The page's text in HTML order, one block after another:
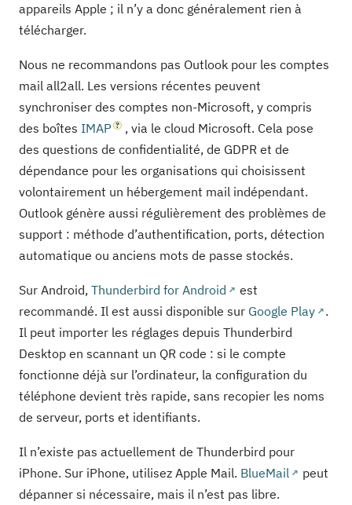
appareils Apple ; il n’y a donc généralement rien à
télécharger.
Nous ne recommandons pas Outlook pour les comptes
mail all2all. Les versions récentes peuvent
synchroniser des comptes non-Microsoft, y compris
des boîtes IMAP
, via le cloud Microsoft. Cela pose
des questions de confidentialité, de GDPR et de
dépendance pour les organisations qui choisissent
volontairement un hébergement mail indépendant.
Outlook génère aussi régulièrement des problèmes de
support : méthode d’authentification, ports, détection
automatique ou anciens mots de passe stockés.
Sur Android, Thunderbird for Android
est
recommandé. Il est aussi disponible sur Google Play
.
Il peut importer les réglages depuis Thunderbird
Desktop en scannant un QR code : si le compte
fonctionne déjà sur l’ordinateur, la configuration du
téléphone devient très rapide, sans recopier les noms
de serveur, ports et identifiants.
Il n’existe pas actuellement de Thunderbird pour
iPhone. Sur iPhone, utilisez Apple Mail. BlueMail
peut
dépanner si nécessaire, mais il n’est pas libre.